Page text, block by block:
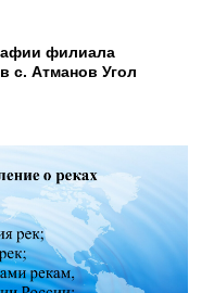
филиала
Атманов Угол